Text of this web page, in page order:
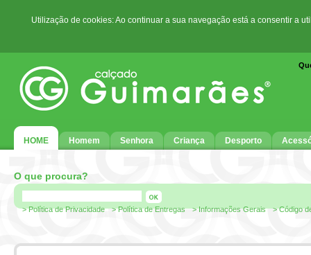
Utilização de cookies: Ao continuar a sua navegação está a consentir a
HOME Homem Senhora Criança Desporto
O que procura?
> Política de Privacidade > Política de Entregas > Informações Gerais > Código